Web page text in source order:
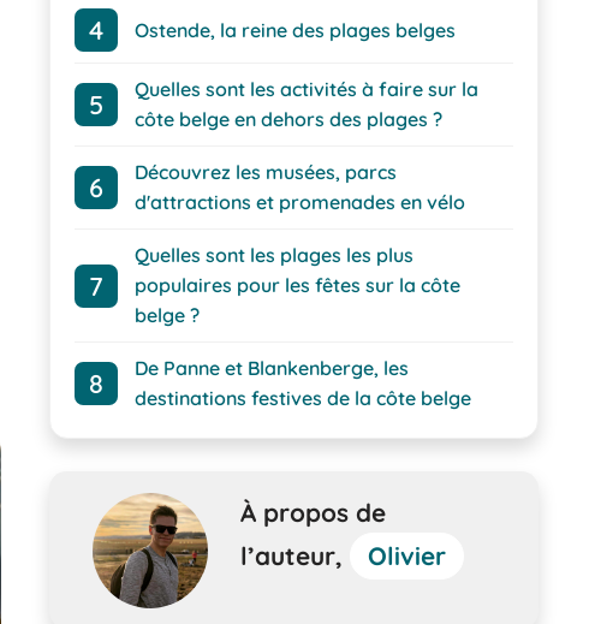
Ostende, la reine des plages belges
Quelles sont les activités à faire sur la
côte belge en dehors des plages ?
Découvrez les musées, parcs
d'attractions et promenades en vélo
Quelles sont les plages les plus
populaires pour les fêtes sur la côte
belge ?
De Panne et Blankenberge, les
destinations festives de la côte belge
À propos de
l’auteur,
Olivier